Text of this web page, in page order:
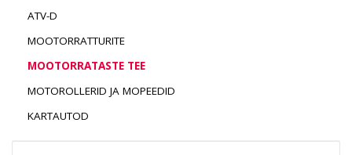
ATV-D
MOOTORRATTURITE
MOOTORRATASTE TEE
MOTOROLLERID JA MOPEEDID
KARTAUTOD